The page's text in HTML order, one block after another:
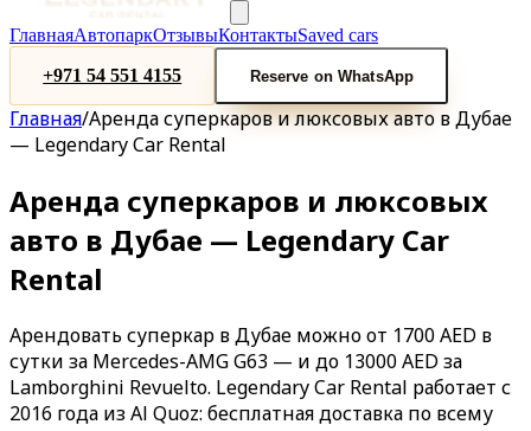
ГлавнаяАвтопаркОтзывыКонтактыSaved cars
+971 54 551 4155
Reserve on WhatsApp
Главная/Аренда суперкаров и люксовых авто в Дубае
— Legendary Car Rental
Аренда суперкаров и люксовых
авто в Дубае — Legendary Car
Rental
Арендовать суперкар в Дубае можно от 1700 AED в
сутки за Mercedes-AMG G63 — и до 13000 AED за
Lamborghini Revuelto. Legendary Car Rental работает с
2016 года из Al Quoz: бесплатная доставка по всему